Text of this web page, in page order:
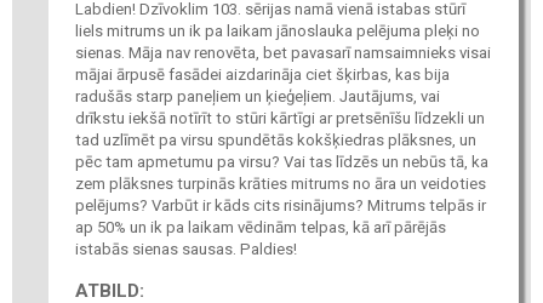
Labdien! Dzīvoklim 103. sērijas namā vienā istabas stūrī
liels mitrums un ik pa laikam jānoslauka pelējuma pleķi no
sienas. Māja nav renovēta, bet pavasarī namsaimnieks visai
mājai ārpusē fasādei aizdarināja ciet šķirbas, kas bija
radušās starp paneļiem un ķieģeļiem. Jautājums, vai
drīkstu iekšā notīrīt to stūri kārtīgi ar pretsēnīšu līdzekli un
tad uzlīmēt pa virsu spundētās kokšķiedras plāksnes, un
pēc tam apmetumu pa virsu? Vai tas līdzēs un nebūs tā, ka
zem plāksnes turpinās krāties mitrums no āra un veidoties
pelējums? Varbūt ir kāds cits risinājums? Mitrums telpās ir
ap 50% un ik pa laikam vēdinām telpas, kā arī pārējās
istabās sienas sausas. Paldies!
ATBILD: